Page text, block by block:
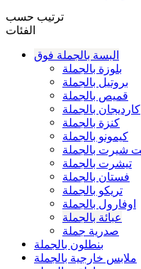
ترتيب حسب
الفئات
البسة بالجملة فوق
بلوزة بالجملة
بروتيل بالجملة
قميص بالجملة
كارديجان بالجملة
كنزة بالجملة
كيمونو بالجملة
شيرت بالجملة
تيشرت بالجملة
فستان بالجملة
تريكو بالجملة
اوفارول بالجملة
عبائة بالجملة
صدرية جملة
بنطلون بالجملة
ملابس خارجية بالجملة